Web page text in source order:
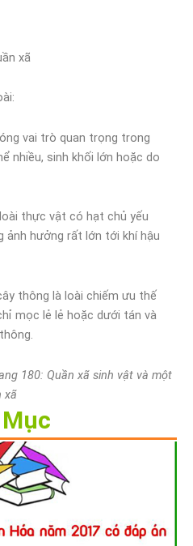
xã
vai trò quan trọng trong
nhiều, sinh khối lớn hoặc do
thực vật có hạt chủ yếu
ảnh hưởng rất lớn tới khí hậu
thông là loài chiếm ưu thế
mọc lẻ lẻ hoặc dưới tán và
180: Quần xã sinh vật và một
xã